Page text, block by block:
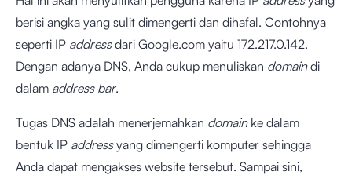
berisi angka yang sulit dimengerti dan dihafal. Contohnya
seperti IP addressdari Google.com yaitu 172.217.0.142.
Dengan adanya DNS, Anda cukup menuliskan domaindi
dalam address bar.
Tugas DNS adalah menerjemahkan domainke dalam
bentuk IP addressyang dimengerti komputer sehingga
Anda dapat mengakses website tersebut. Sampai sini,